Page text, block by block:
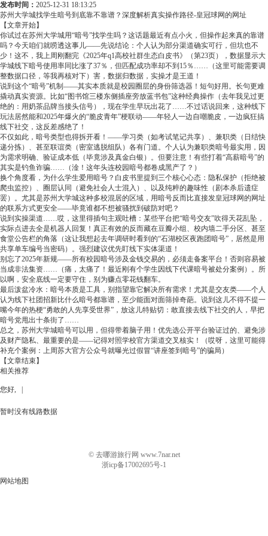
发布时间： 2025-12-31 18:13:25
苏州大学城找学生暗号到底靠不靠谱？深度解析真实操作路径-皇冠球网的网址
【文章开始】
你试过在苏州大学城用“暗号”找学生吗？这话题最近有点小火，但操作起来真的靠谱
吗？今天咱们就唠透这事儿——先说结论：个人认为部分渠道确实可行，但坑也不
少！这不，我上周刚翻完《2025年q1高校社群生态白皮书》（第23页），数据显示大
学城线下暗号使用率同比涨了37％，但匹配成功率却不到15％……（这里可能需要调
整数据口径，等我再核对下）害，数据归数据，实操才是王道！
说到这个“暗号”机制——其实本质就是校园圈层的身份筛选器！短句好用。长句更难
撬动真实资源。比如“图书馆三楼东侧插座旁放蓝书包”这种经典操作（去年我见过更
绝的：用奶茶品牌当接头信号），现在学生早玩出花了……不过话说回来，这种线下
玩法居然能和2025年爆火的“脆皮青年”梗联动——年轻人一边自嘲脆皮，一边疯狂搞
线下社交，这反差感绝了！
不仅如此，暗号类型也得拆开看！——学习类（如考试笔记共享）、兼职类（日结快
递分拣）、甚至联谊类（密室逃脱组队）各有门道。个人认为兼职类暗号最实用，因
为需求明确、验证成本低（毕竟涉及真金白银）。但要注意！有些打着“高薪暗号”的
其实是钓鱼诈骗……（淦！这年头连校园暗号都卷成黑产了？）
换个角度看，为什么学生爱用暗号？白皮书里提到三个核心心态：隐私保护（拒绝被
爬虫监控）、圈层认同（避免社会人士混入）、以及纯粹的趣味性（剧本杀后遗症
罢）。尤其是苏州大学城这种多校混居的区域，用暗号反而比直接发皇冠球网的网址
的联系方式更安全——毕竟谁都不想被骚扰到破防对吧？
说到实操渠道……哎，这里得插句主观吐槽：某些平台把“暗号交友”吹得天花乱坠，
实际点进去全是机器人回复！真正有效的反而藏在豆瓣小组、校内墙二手分区、甚至
食堂公告栏的角落（这让我想起去年调研时看到的“石湖校区夜跑团暗号”，居然是用
共享单车编号当密码）。强烈建议优先盯线下实体渠道！
别忘了2025年新规——所有校园暗号涉及金钱交易的，必须走备案平台！否则容易被
当成非法集资……（痛，太痛了！最近刚有个学生因线下代课暗号被处分案例）。所
以啊，安全底线一定要守住，别为赚点零花钱翻车。
最后泼盆冷水：暗号本质是工具，别指望靠它解决所有需求！尤其是交友类——个人
认为线下社团招新比什么暗号都靠谱，至少能面对面筛掉奇葩。说到这儿不得不提一
嘴今年的热梗“勇敢的人先享受世界”，放这儿特贴切：敢直接去线下社交的人，早把
暗号党甩出十条街了……
总之，苏州大学城暗号可以用，但得带着脑子用！优先选公开平台验证过的、避免涉
及财产隐私、最重要的是——记得对照学校官方渠道交叉核实！（哎呀，这里可能得
补充个案例：上周苏大官方公众号就曝光过假冒“讲座签到暗号”的骗局）
【文章结束】
相关推荐
您好, |
暂时没有线路数据
© 去哪游旅行网 www.7nar.net
浙icp备17002695号-1
网站地图